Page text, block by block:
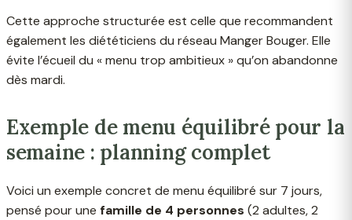
Cette approche structurée est celle que recommandent
également les diététiciens du réseau Manger Bouger. Elle
évite l’écueil du « menu trop ambitieux » qu’on abandonne
dès mardi.
Exemple de menu équilibré pour la
semaine : planning complet
Voici un exemple concret de menu équilibré sur 7 jours,
pensé pour une famille de 4 personnes (2 adultes, 2